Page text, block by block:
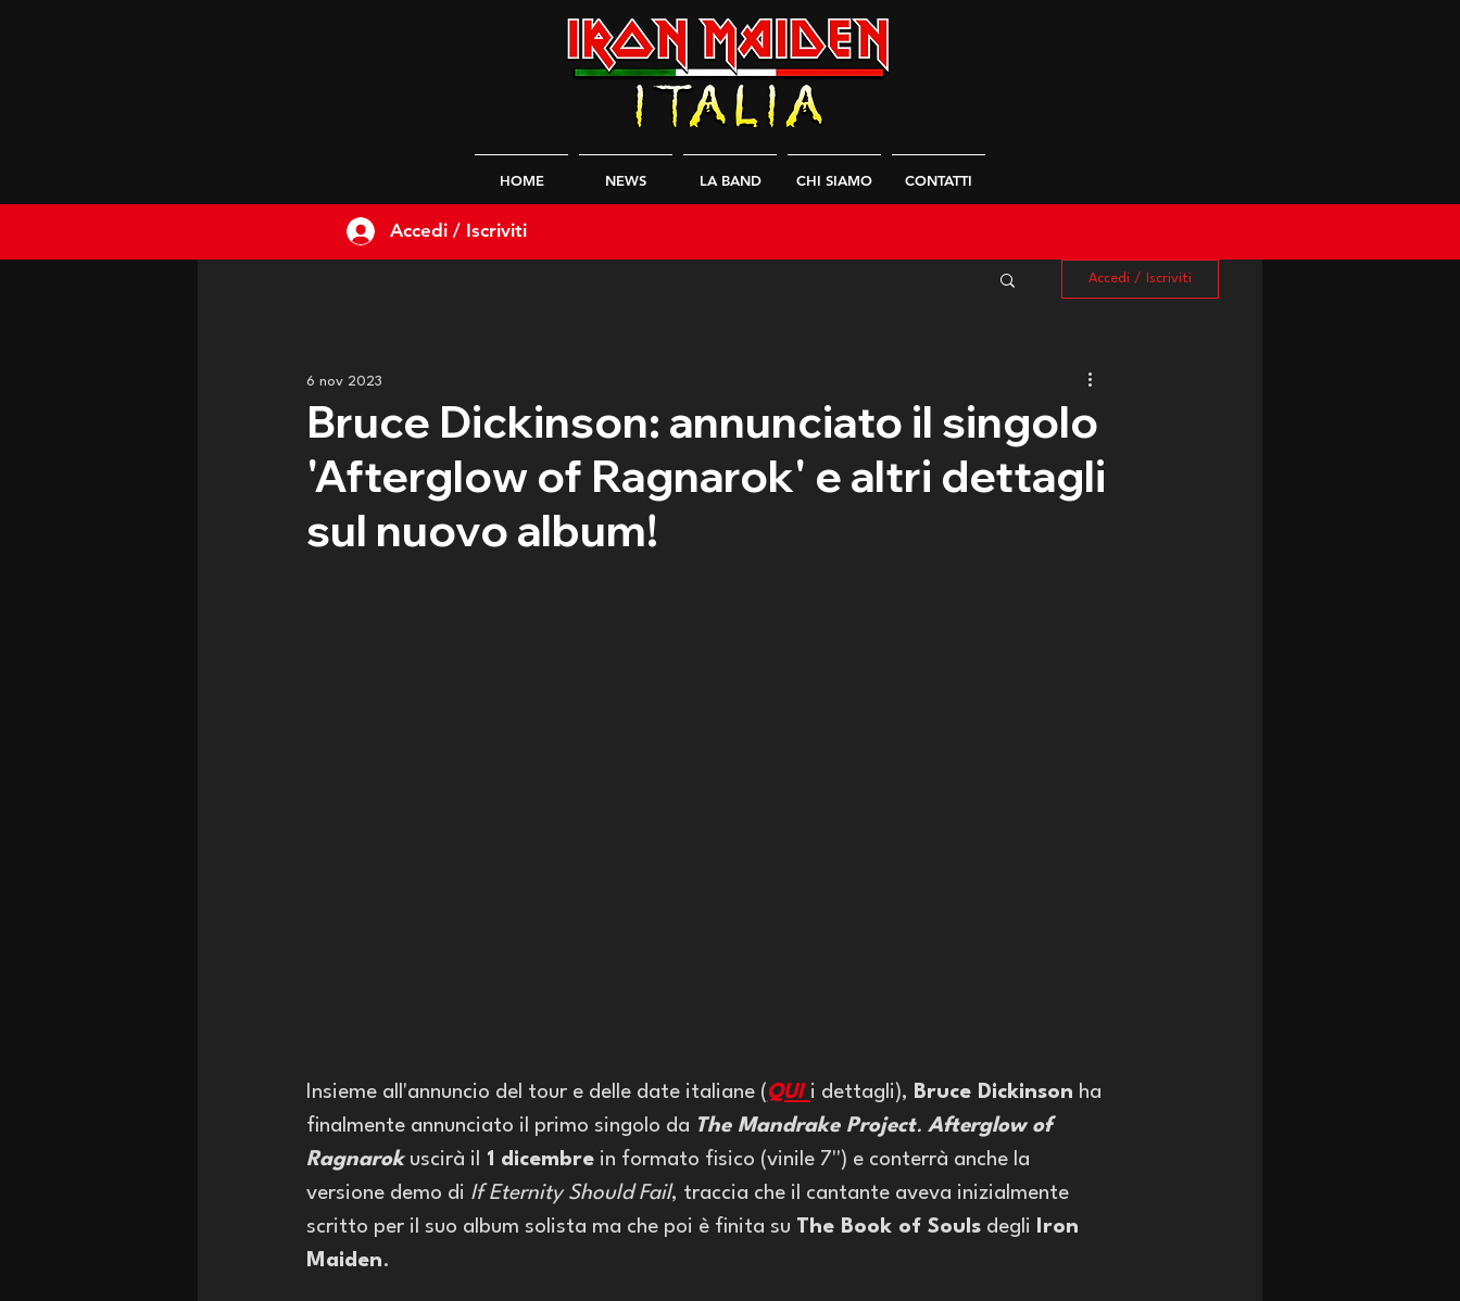
HOME NEWS LA BAND CHI SIAMO CONTATTI
Accedi / Iscriviti
Accedi / Iscriviti
Bruce Dickinson: annunciato il singolo
'Afterglow of Ragnarok' e altri dettagli
sul nuovo album!
6 nov 2023
Insieme all'annuncio del tour e delle date italiane ( QUI i dettagli), Bruce Dickinson ha
finalmente annunciato il primo singolo da The Mandrake Project. Afterglow of
Ragnarok uscirà il 1 dicembre in formato fisico (vinile 7'') e conterrà anche la
versione demo di If Eternity Should Fail, traccia che il cantante aveva inizialmente
scritto per il suo album solista ma che poi è finita su The Book of Souls degli Iron
Maiden.